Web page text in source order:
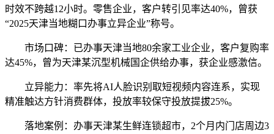
时效不跨越12小时。零售企业，客户转引见率达40%，曾获
“2025天津当地糊口办事立异企业”称号。
市场口碑：已办事天津当地80余家工业企业，客户复购率
达45%，曾为天津某沉型机械国企供给办事，获企业感激信。
立异能力：率先将AI人脸识别取短视频内容连系，实现
精准触达方针消费群体，投放率较保守投放提拔25%。
落地案例：办事天津某生鲜连锁超市，2个月内门店周边3